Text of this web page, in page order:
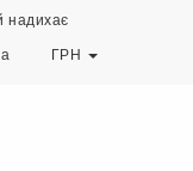
надихає
ГРН